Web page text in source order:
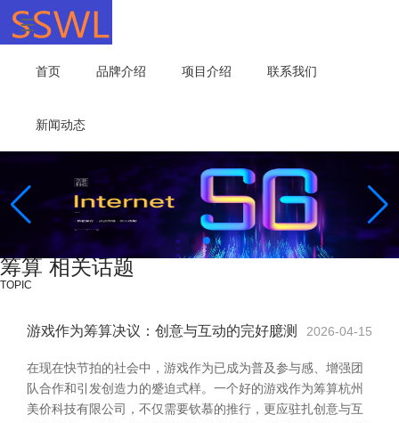
首页 品牌介绍 项目介绍 联系我们
新闻动态
筹算 相关话题
TOPIC
游戏作为筹算决议：创意与互动的完好臆测 2026-04-15
在现在快节拍的社会中，游戏作为已成为普及参与感、增强团
队合作和引发创造力的蹙迫式样。一个好的游戏作为筹算杭州
美价科技有限公司，不仅需要钦慕的推行，更应驻扎创意与互